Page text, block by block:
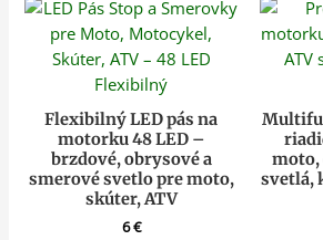
Flexibilný LED pás na
motorku 48 LED –
brzdové, obrysové a
smerové svetlo pre moto,
skúter, ATV
6€
moto,
svetlá,